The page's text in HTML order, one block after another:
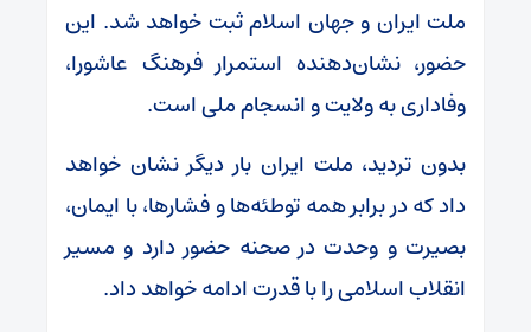
ملت ایران و جهان اسلام ثبت خواهد شد. این
حضور، نشان‌دهنده استمرار فرهنگ عاشورا،
وفاداری به ولایت و انسجام ملی است.
بدون تردید، ملت ایران بار دیگر نشان خواهد
داد که در برابر همه توطئه‌ها و فشارها، با ایمان،
بصیرت و وحدت در صحنه حضور دارد و مسیر
انقلاب اسلامی را با قدرت ادامه خواهد داد.